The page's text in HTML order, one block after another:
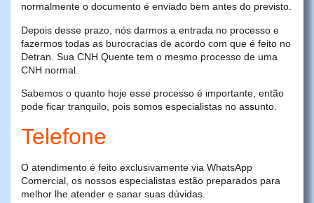
normalmente o documento é enviado bem antes do previsto.
Depois desse prazo, nós darmos a entrada no processo e
fazermos todas as burocracias de acordo com que é feito no
Detran. Sua CNH Quente tem o mesmo processo de uma
CNH normal.
Sabemos o quanto hoje esse processo é importante, então
pode ficar tranquilo, pois somos especialistas no assunto.
Telefone
O atendimento é feito exclusivamente via WhatsApp
Comercial, os nossos especialistas estão preparados para
melhor lhe atender e sanar suas dúvidas.